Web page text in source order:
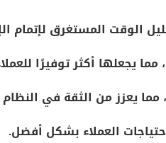
الوقت المستغرق لإتمام
يجعلها أكثر توفيرًا
يعزز من الثقة في النظام
العملاء بشكل أفضل.